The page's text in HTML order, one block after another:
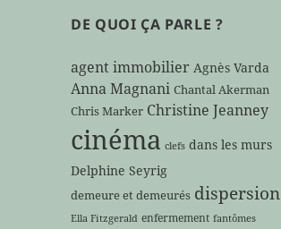
DE QUOI ÇA PARLE ?
agent immobilier Agnès Varda
Anna Magnani Chantal Akerman
Chris Marker Christine Jeanney
cinéma clefs dans les murs
Delphine Seyrig
demeure et demeurés dispersion
Ella Fitzgerald enfermement fantômes